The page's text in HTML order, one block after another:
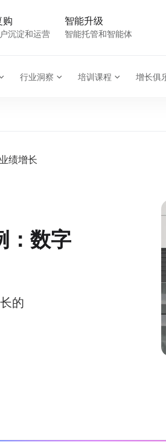
购
沉淀和运营
智能升级
智能托管和智能体
行业洞察 培训课程 增长俱
绩增长
：数字
的